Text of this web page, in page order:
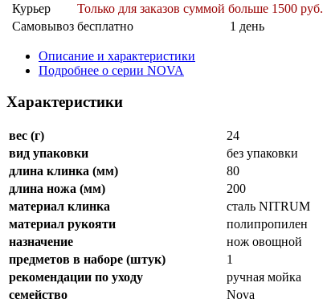
Курьер
Только для заказов суммой больше 1500 руб.
Самовывоз бесплатно 1 день
Описание и характеристики
Подробнее о серии NOVA
Характеристики
вес (г)
24
вид упаковки
без упаковки
длина клинка (мм)
80
длина ножа (мм)
200
материал клинка
сталь NITRUM
материал рукояти
полипропилен
назначение
нож овощной
предметов в наборе (штук)
1
рекомендации по уходу
ручная мойка
семейство
Nova